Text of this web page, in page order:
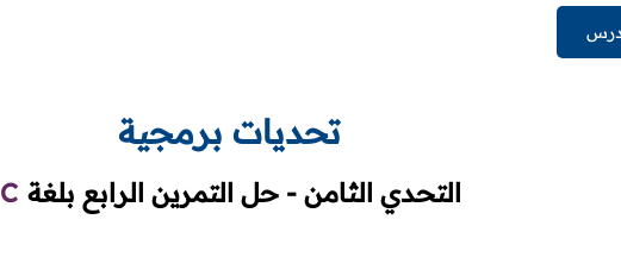
تحديات برمجية
التحدي الثامن - حل التمرين الرابع بلغة C